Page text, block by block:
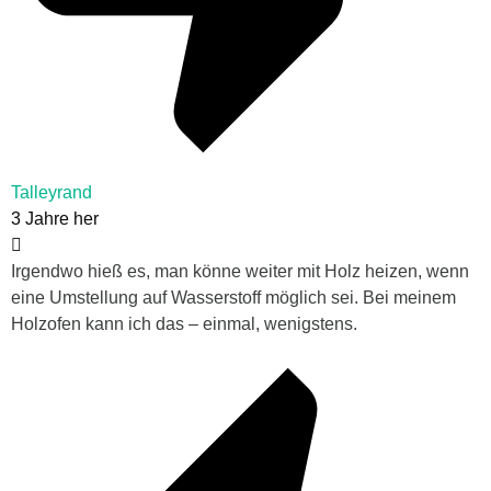
Talleyrand
3 Jahre her
Irgendwo hieß es, man könne weiter mit Holz heizen, wenn
eine Umstellung auf Wasserstoff möglich sei. Bei meinem
Holzofen kann ich das – einmal, wenigstens.